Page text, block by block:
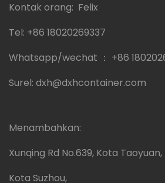
Kontak orang: Felix
Tel: +86 18020269337
Whatsapp/wechat ： +86
Surel: dxh@dxhcontainer.com
Menambahkan:
Xunqing Rd No.639, Kota
Kota Suzhou,